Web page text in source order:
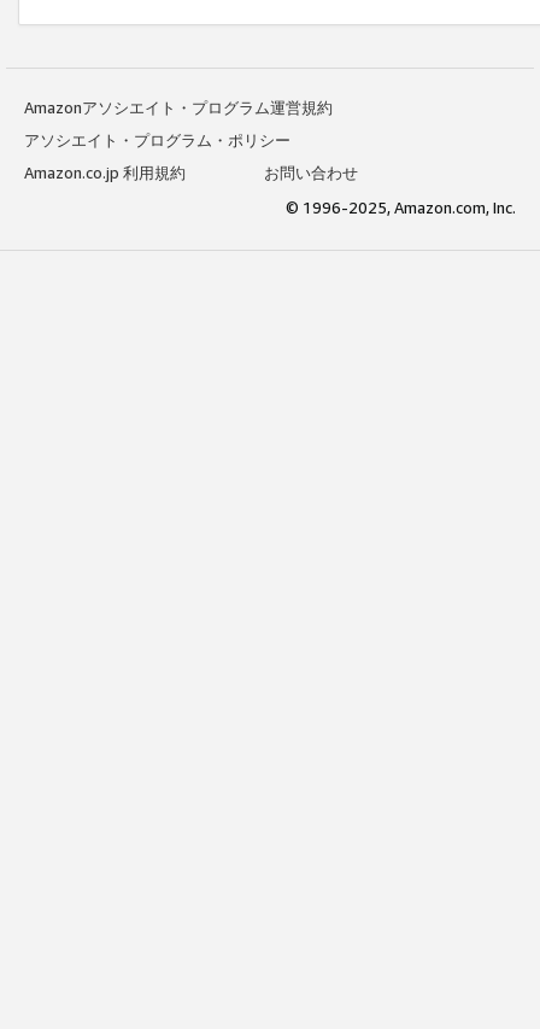
Amazonアソシエイト・プログラム運営規約
アソシエイト・プログラム・ポリシー
Amazon.co.jp 利用規約
お問い合わせ
© 1996-2025, Amazon.com, Inc.